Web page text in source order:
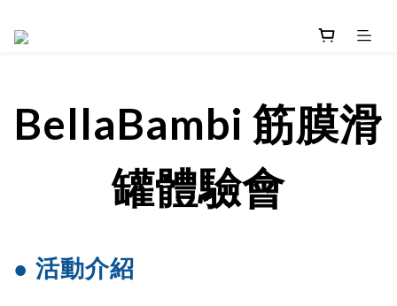
BellaBambi 筋膜滑
罐體驗會
● 活動介紹